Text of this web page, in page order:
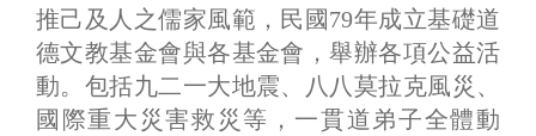
推己及人之儒家風範，民國79年成立基礎道
德文教基金會與各基金會，舉辦各項公益活
動。包括九二一大地震、八八莫拉克風災、
國際重大災害救災等，一貫道弟子全體動